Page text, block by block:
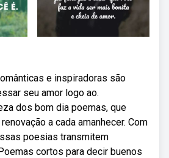
e inspiradoras são
seu amor logo ao.
dos bom dia poemas, que
a cada amanhecer. Com
poesias transmitem
cortos para decir buenos